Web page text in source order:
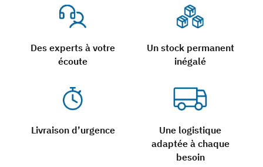
Des experts à votre
écoute
Un stock permanent
inégalé
Livraison d’urgence
Une logistique
adaptée à chaque
besoin